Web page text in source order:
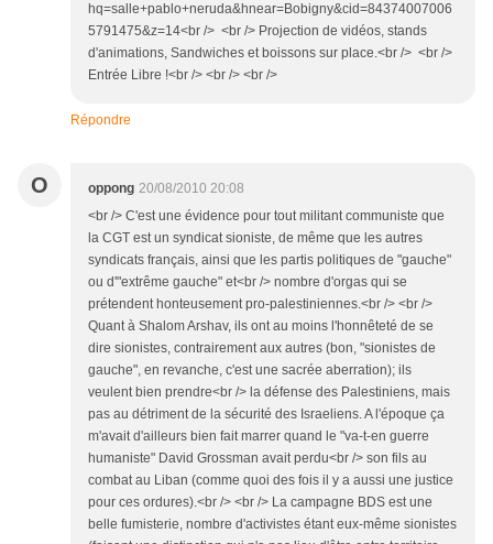
hq=salle+pablo+neruda&hnear=Bobigny&cid=84374007006
5791475&z=14<br /> <br /> Projection de vidéos, stands
d'animations, Sandwiches et boissons sur place.<br /> <br />
Entrée Libre !<br /> <br /> <br />
Répondre
O oppong 20/08/2010 20:08
<br /> C'est une évidence pour tout militant communiste que
la CGT est un syndicat sioniste, de même que les autres
syndicats français, ainsi que les partis politiques de "gauche"
ou d'"extrême gauche" et<br /> nombre d'orgas qui se
prétendent honteusement pro-palestiniennes.<br /> <br />
Quant à Shalom Arshav, ils ont au moins l'honnêteté de se
dire sionistes, contrairement aux autres (bon, "sionistes de
gauche", en revanche, c'est une sacrée aberration); ils
veulent bien prendre<br /> la défense des Palestiniens, mais
pas au détriment de la sécurité des Israeliens. A l'époque ça
m'avait d'ailleurs bien fait marrer quand le "va-t-en guerre
humaniste" David Grossman avait perdu<br /> son fils au
combat au Liban (comme quoi des fois il y a aussi une justice
pour ces ordures).<br /> <br /> La campagne BDS est une
belle fumisterie, nombre d'activistes étant eux-même sionistes